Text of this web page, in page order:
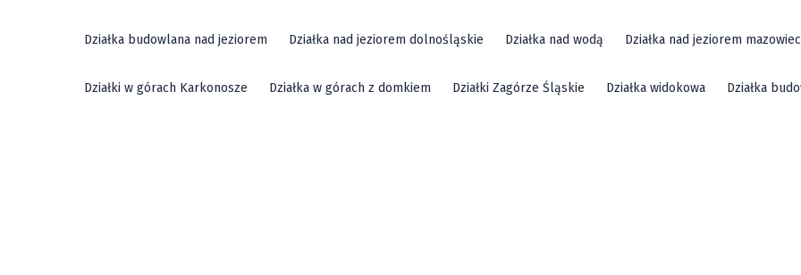
Działka budowlana nad jeziorem Działka nad jeziorem dolnośląskie Działka nad wodą Działka nad jeziorem
Działki w górach Karkonosze Działka w górach z domkiem Działki Zagórze Śląskie Działka widokowa Działka